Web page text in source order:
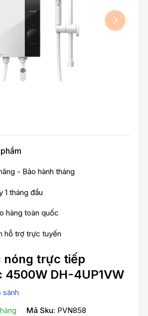
- Bảo hành tháng
1 tháng đầu
hàng toàn quốc
hỗ trợ trực tuyến
nóng trực tiếp
4500W DH-4UP1VW
sánh
Mã Sku: PVN858